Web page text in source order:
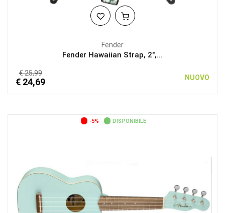
Fender
Fender Hawaiian Strap, 2",...
€ 25,99
€ 24,69 NUOVO
-5% DISPONIBILE